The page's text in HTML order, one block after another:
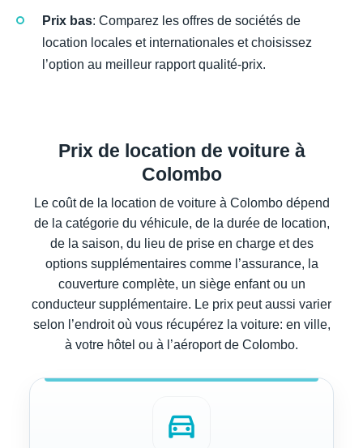
Prix bas: Comparez les offres de sociétés de
location locales et internationales et choisissez
l’option au meilleur rapport qualité-prix.
Prix de location de voiture à
Colombo
Le coût de la location de voiture à Colombo dépend
de la catégorie du véhicule, de la durée de location,
de la saison, du lieu de prise en charge et des
options supplémentaires comme l’assurance, la
couverture complète, un siège enfant ou un
conducteur supplémentaire. Le prix peut aussi varier
selon l’endroit où vous récupérez la voiture: en ville,
à votre hôtel ou à l’aéroport de Colombo.
directions_car